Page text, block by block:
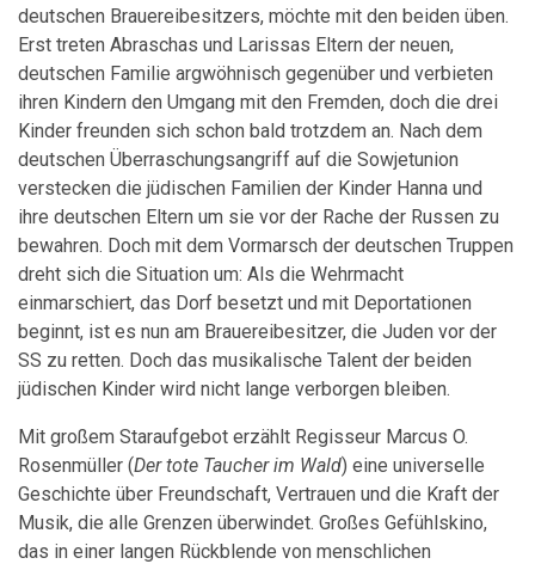
deutschen Brauereibesitzers, möchte mit den beiden üben.
Erst treten Abraschas und Larissas Eltern der neuen,
deutschen Familie argwöhnisch gegenüber und verbieten
ihren Kindern den Umgang mit den Fremden, doch die drei
Kinder freunden sich schon bald trotzdem an. Nach dem
deutschen Überraschungsangriff auf die Sowjetunion
verstecken die jüdischen Familien der Kinder Hanna und
ihre deutschen Eltern um sie vor der Rache der Russen zu
bewahren. Doch mit dem Vormarsch der deutschen Truppen
dreht sich die Situation um: Als die Wehrmacht
einmarschiert, das Dorf besetzt und mit Deportationen
beginnt, ist es nun am Brauereibesitzer, die Juden vor der
SS zu retten. Doch das musikalische Talent der beiden
jüdischen Kinder wird nicht lange verborgen bleiben.
Mit großem Staraufgebot erzählt Regisseur Marcus O.
Rosenmüller (Der tote Taucher im Wald) eine universelle
Geschichte über Freundschaft, Vertrauen und die Kraft der
Musik, die alle Grenzen überwindet. Großes Gefühlskino,
das in einer langen Rückblende von menschlichen